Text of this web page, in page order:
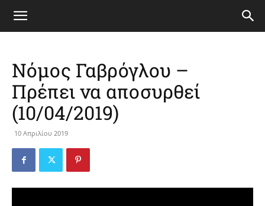
Νόμος Γαβρόγλου –
Πρέπει να αποσυρθεί
(10/04/2019)
10 Απριλίου 2019